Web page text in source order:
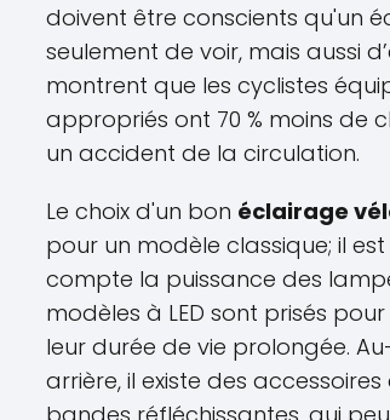
doivent être conscients qu'un
seulement de voir, mais aussi
montrent que les cyclistes
appropriés ont 70 % moins de
un accident de la circulation.
Le choix d'un bon éclairage
pour un modèle classique; il
compte la puissance des
modèles à LED sont prisés
leur durée de vie prolongée.
arrière, il existe des